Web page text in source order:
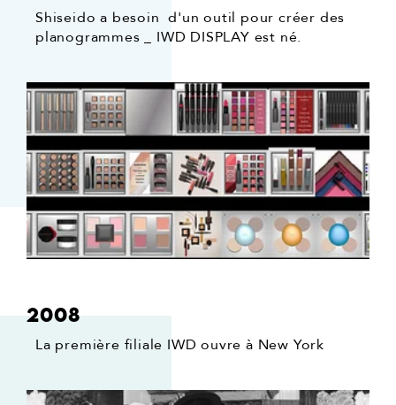
Shiseido a besoin d'un outil pour créer des
planogrammes _ IWD DISPLAY est né.
2008
La première filiale IWD ouvre à New York